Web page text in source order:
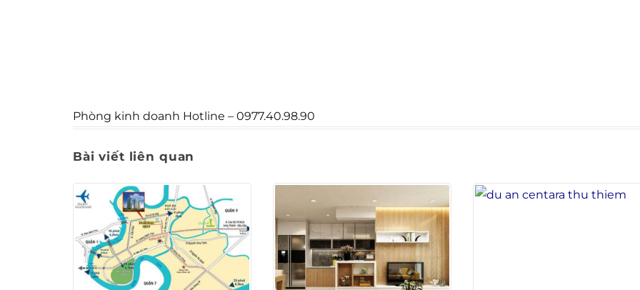
Phòng kinh doanh Hotline – 0977.40.98.90
Bài viết liên quan